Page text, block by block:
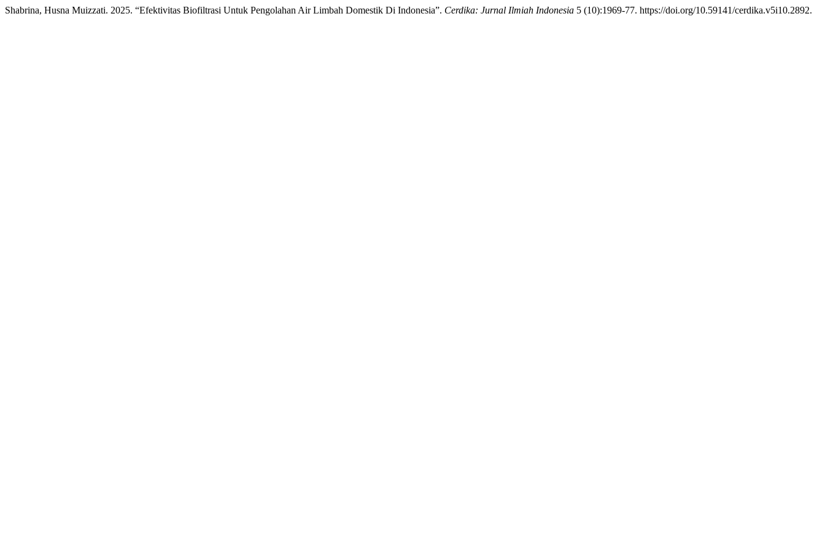
Shabrina, Husna Muizzati. 2025. “Efektivitas Biofiltrasi Untuk Pengolahan Air Limbah Domestik Di Indonesia”. Cerdika: Jurnal Ilmiah Indonesia 5 (10):1969-77. https://doi.org/10.59141/cerdika.v5i10.2892.